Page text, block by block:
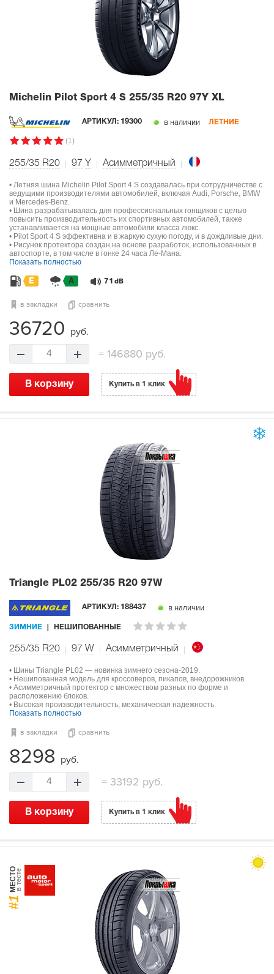
Michelin Pilot Sport 4 S 255/35 R20 97Y XL
АРТИКУЛ: 19300 в наличии ЛЕТНИЕ
(1)
255/35 R20 97 Y Асимметричный
• Летняя шина Michelin Pilot Sport 4 S создавалась при сотрудничестве с
ведущими производителями автомобилей, включая Audi, Porsche, BMW
и Mercedes-Benz.
• Шина разрабатывалась для профессиональных гонщиков с целью
повысить производительность их спортивных автомобилей, также
устанавливается на мощные автомобили класса люкс.
• Pilot Sport 4 S эффективна и в жаркую сухую погоду, и в дождливые дни.
• Рисунок протектора создан на основе разработок, использованных в
автоспорте, в том числе в гонке 24 часа Ле-Мана.
Показать полностью
E A 71 dB
в закладки сравнить
36720 руб.
4 =146880 руб.
В корзину Купить в 1 клик
Triangle PL02 255/35 R20 97W
АРТИКУЛ: 188437 в наличии
ЗИМНИЕ НЕШИПОВАННЫЕ
255/35 R20 97 W Асимметричный
• Шины Triangle PL02 — новинка зимнего сезона-2019.
• Нешипованная модель для кроссоверов, пикапов, внедорожников.
• Асимметричный протектор с множеством разных по форме и
расположению блоков.
• Высокая производительность, механическая надежность.
Показать полностью
в закладки сравнить
8298 руб.
4 =33192 руб.
В корзину Купить в 1 клик
#1
МЕСТОв тесте